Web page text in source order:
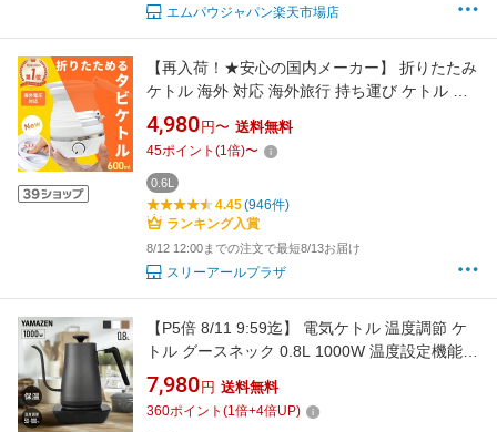
エムパウジャパン楽天市場店
【再入荷！★安心の国内メーカー】 折りたたみ
ケトル 海外 対応 海外旅行 持ち運び ケトル タ
ビケトル 旅行 トラベルケトル 折りたたみ 電気
ケトル 電気ケトル ポータブルケトル 旅行 便利
キャンプ コンパクトケトル アウトドア 防災 温
度調節 保温 車中泊 一人暮らし
4,980 円〜 送料無料
45ポイント (1倍)〜
0.6L
4.45(946件)
ランキング入賞
8/12 12:00までの注文で最短8/13お届け
スリーアールプラザ
【P5倍 8/11 9:59迄】 電気ケトル 温度調節 ケ
トル グースネック 0.8L 1000W 温度設定機能
50-100度 保温 空焚き防止 EKG-C801 電気ポッ
ト 温度調節電気ケトル 細口 ドリップケトル コ
ーヒー 湯沸かし器 おしゃれ シンプル 山善
7,980 円 送料無料
360ポイント (1倍+4倍UP)